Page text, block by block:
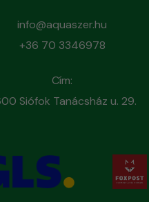
info@aquaszer.hu
+36 70 3346978
Cím:
Siófok Tanácsház u. 29.